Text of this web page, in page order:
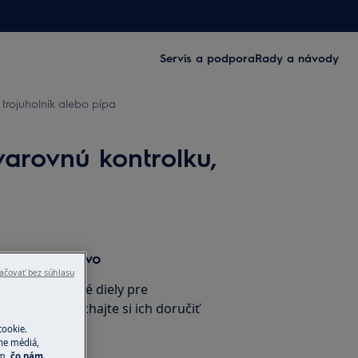
Servis a podporaRady a návody
alebo pípa
kontrolku,
príslušenstvo
náhradné diely pre
e-shope a nechajte si ich doručiť
médiá,
bez súhlasu